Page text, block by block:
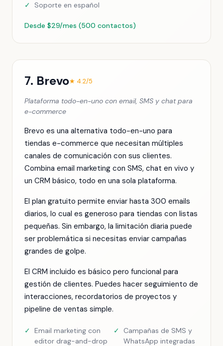
✓ Soporte en español
Desde $29/mes (500 contactos)
7. Brevo★ 4.2/5
Plataforma todo-en-uno con email, SMS y chat para
e-commerce
Brevo es una alternativa todo-en-uno para
tiendas e-commerce que necesitan múltiples
canales de comunicación con sus clientes.
Combina email marketing con SMS, chat en vivo y
un CRM básico, todo en una sola plataforma.
El plan gratuito permite enviar hasta 300 emails
diarios, lo cual es generoso para tiendas con listas
pequeñas. Sin embargo, la limitación diaria puede
ser problemática si necesitas enviar campañas
grandes de golpe.
El CRM incluido es básico pero funcional para
gestión de clientes. Puedes hacer seguimiento de
interacciones, recordatorios de proyectos y
pipeline de ventas simple.
✓ Email marketing con
editor drag-and-drop
✓
Campañas de SMS y
WhatsApp integradas